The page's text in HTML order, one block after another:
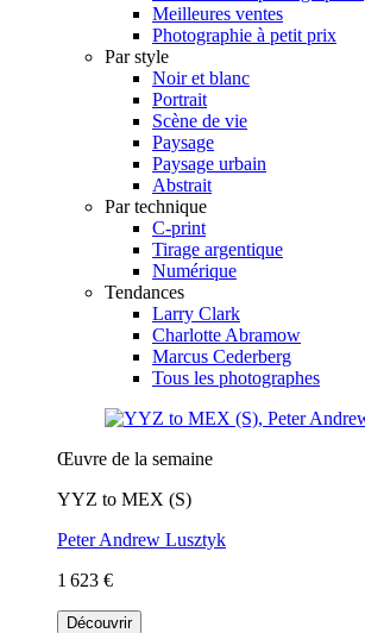
Meilleures ventes
Photographie à petit prix
Par style
Noir et blanc
Portrait
Scène de vie
Paysage
Paysage urbain
Abstrait
Par technique
C-print
Tirage argentique
Numérique
Tendances
Larry Clark
Charlotte Abramow
Marcus Cederberg
Tous les photographes
Œuvre de la semaine
YYZ to MEX (S)
Peter Andrew Lusztyk
1 623 €
Découvrir